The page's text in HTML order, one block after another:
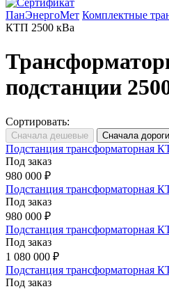
ПанЭнергоМет Комплектные
КТП 2500 кВа
подстанции
Сортировать:
Подстанция трансформаторная
Под заказ
980 000 ₽
Подстанция трансформаторная
Под заказ
980 000 ₽
Подстанция трансформаторная
Под заказ
1 080 000 ₽
Подстанция трансформаторная
Под заказ